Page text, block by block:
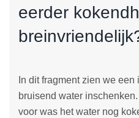
eerder
In dit fragment zien we
bruisend water
voor was het water nog